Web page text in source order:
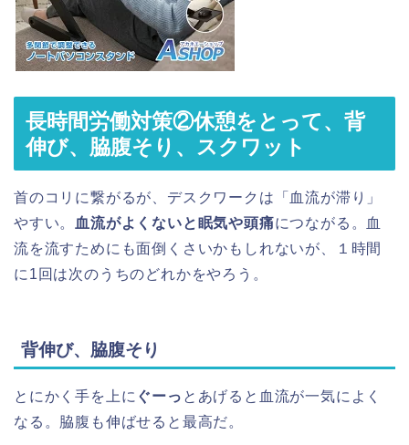
長時間労働対策②休憩をとって、背
伸び、脇腹そり、スクワット
首のコリに繋がるが、デスクワークは「血流が滞り」
やすい。
血流がよくないと眠気や頭痛につながる。血
流を流すためにも面倒くさいかもしれないが、１時間
に1回は次のうちのどれかをやろう。
背伸び、脇腹そり
とにかく手を上に ぐーっ とあげると血流が一気によく
なる。脇腹も伸ばせると最高だ。